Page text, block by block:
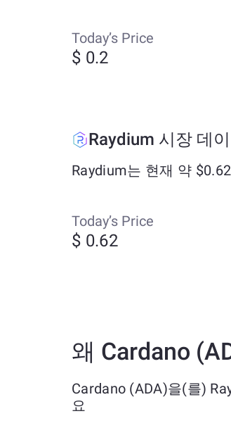
Today’s Price
$ 0.2
Raydium 시장 데
Raydium는 현재 약
Today’s Price
$ 0.62
왜 Cardano
Cardano (ADA)을(를)
요